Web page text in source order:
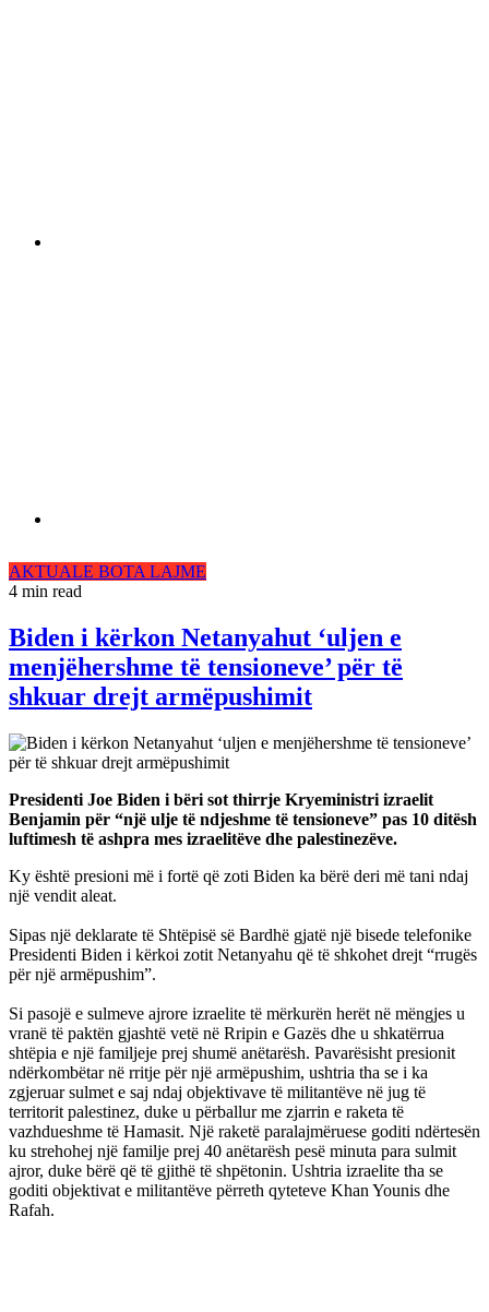
AKTUALE BOTA LAJME
4 min read
Biden i kërkon Netanyahut ‘uljen e
menjëhershme të tensioneve’ për të
shkuar drejt armëpushimit
Presidenti Joe Biden i bëri sot thirrje Kryeministri izraelit
Benjamin për “një ulje të ndjeshme të tensioneve” pas 10 ditësh
luftimesh të ashpra mes izraelitëve dhe palestinezëve.
Ky është presioni më i fortë që zoti Biden ka bërë deri më tani ndaj
një vendit aleat.
Sipas një deklarate të Shtëpisë së Bardhë gjatë një bisede telefonike
Presidenti Biden i kërkoi zotit Netanyahu që të shkohet drejt “rrugës
për një armëpushim”.
Si pasojë e sulmeve ajrore izraelite të mërkurën herët në mëngjes u
vranë të paktën gjashtë vetë në Rripin e Gazës dhe u shkatërrua
shtëpia e një familjeje prej shumë anëtarësh. Pavarësisht presionit
ndërkombëtar në rritje për një armëpushim, ushtria tha se i ka
zgjeruar sulmet e saj ndaj objektivave të militantëve në jug të
territorit palestinez, duke u përballur me zjarrin e raketa të
vazhdueshme të Hamasit. Një raketë paralajmëruese goditi ndërtesën
ku strehohej një familje prej 40 anëtarësh pesë minuta para sulmit
ajror, duke bërë që të gjithë të shpëtonin. Ushtria izraelite tha se
goditi objektivat e militantëve përreth qyteteve Khan Younis dhe
Rafah.